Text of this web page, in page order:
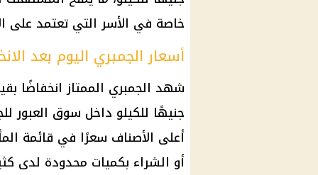
خاصة في الأسر التي تعتمد على
أسعار الجمبري اليوم بعد
جنيهًا للكيلو داخل سوق العبور
أعلى الأصناف سعرًا في قائمة
أو الشراء بكميات محدودة لدى